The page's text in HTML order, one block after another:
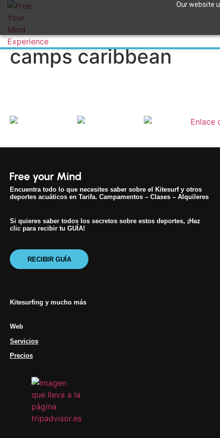
Our website
Apuntame !
Free your mind kite
camps caribbean
Encuentra todo lo que necesites saber sobre el Kitesurf y otros
deportes acuáticos en Tarifa. Campamentos – Clases – Alquileres
Si quieres saber todos los secretos sobre estos deportes, ¡Haz
clic para recibir tu GUÍA!
RECIBIR GUÍA
Kitesurfing y mucho más
Web
Servicios
Precios